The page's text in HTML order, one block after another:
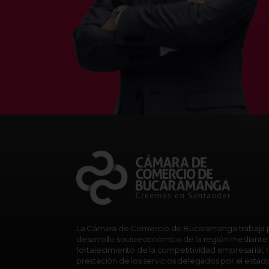
La Cámara de Comercio de Bucaramanga trabaja
desarrollo socioeconómico de la región mediante
fortalecimiento de la competitividad empresarial,
prestación de los servicios delegados por el